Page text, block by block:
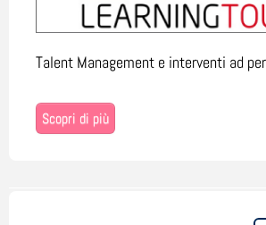
Talent Management e interventi ad
Scopri di più